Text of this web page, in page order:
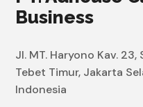
Business
Jl. MT. Haryono Kav. 23,
Tebet Timur, Jakarta
Indonesia